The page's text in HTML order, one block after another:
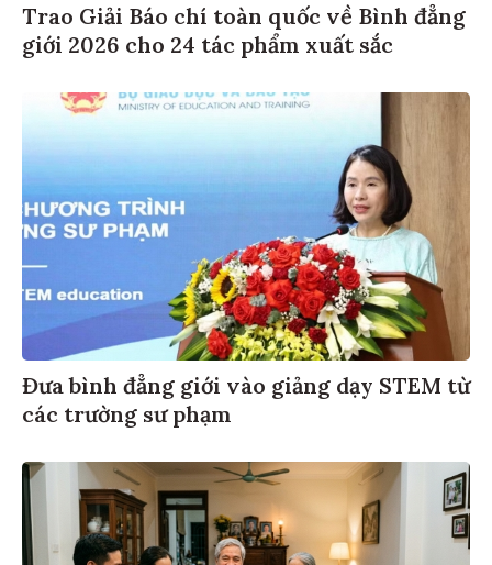
Trao Giải Báo chí toàn quốc về Bình đẳng
giới 2026 cho 24 tác phẩm xuất sắc
Đưa bình đẳng giới vào giảng dạy STEM từ
các trường sư phạm